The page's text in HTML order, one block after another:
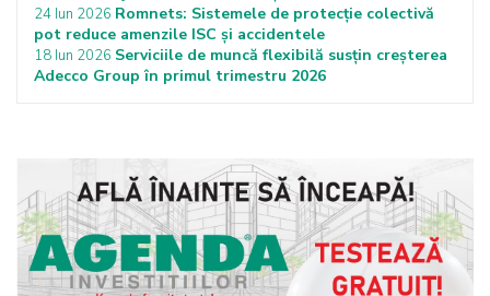
24 Iun 2026 Romnets: Sistemele de protecție colectivă
pot reduce amenzile ISC și accidentele
18 Iun 2026 Serviciile de muncă flexibilă susțin creșterea
Adecco Group în primul trimestru 2026